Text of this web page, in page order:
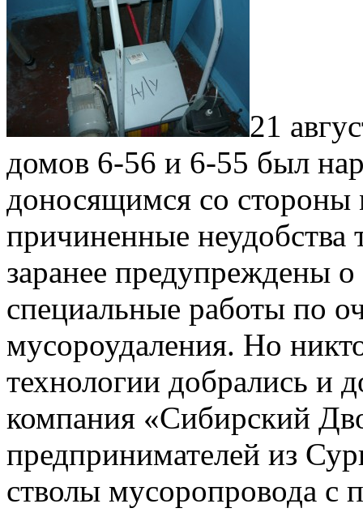
21
домов 6-56 и 6-55 был
доносящимся со
причиненные неудобства
заранее предупреждены
специальные работы по
мусороудаления. Но
технологии добрались и
компания «Сибирский
предпринимателей из
стволы мусоропровода с